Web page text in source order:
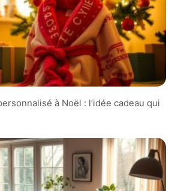
à Noël : l’idée cadeau qui